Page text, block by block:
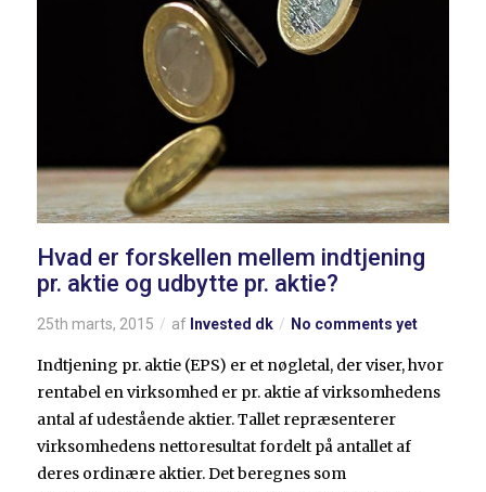
Hvad er forskellen mellem indtjening
pr. aktie og udbytte pr. aktie?
25th marts, 2015 af Invested dk No comments yet
Indtjening pr. aktie (EPS) er et nøgletal, der viser, hvor
rentabel en virksomhed er pr. aktie af virksomhedens
antal af udestående aktier. Tallet repræsenterer
virksomhedens nettoresultat fordelt på antallet af
deres ordinære aktier. Det beregnes som